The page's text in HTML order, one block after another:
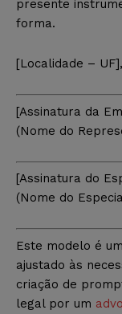
presente
forma.
[Localidade –
[Assinatura da
(Nome do
[Assinatura do
(Nome do
Este modelo é
ajustado às
criação de
legal por um